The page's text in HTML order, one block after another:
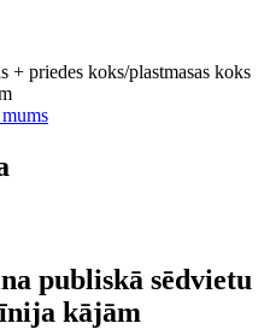
+ priedes koks/plastmasas koks
publiskā sēdvietu
kājām